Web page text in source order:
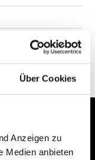
Über Cookies
Anzeigen zu
Medien anbieten